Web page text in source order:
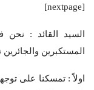
[nextpage]
السيد القائد :
المستكبرين
اولاً : تمسكنا على